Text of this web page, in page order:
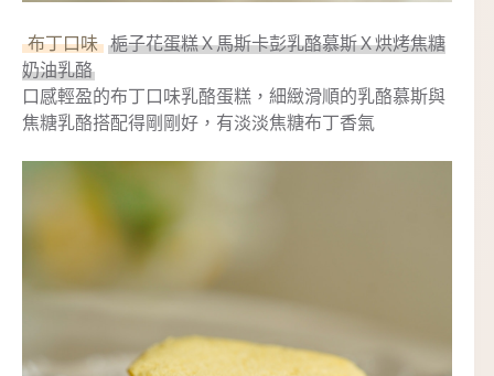
布丁口味
梔子花蛋糕Ｘ馬斯卡彭乳酪慕斯Ｘ烘烤焦糖
奶油乳酪
口感輕盈的布丁口味乳酪蛋糕，細緻滑順的乳酪慕斯與
焦糖乳酪搭配得剛剛好，有淡淡焦糖布丁香氣